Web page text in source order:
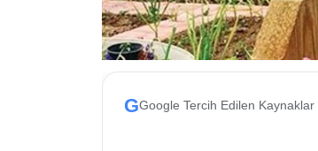
GGoogle Tercih Edilen Kaynaklar